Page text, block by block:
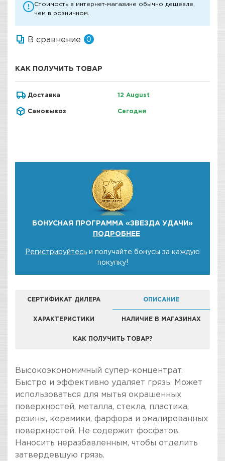
Стоимость в интернет-магазине обычно дешевле,
чем в розничном.
В сравнение 0
КАК ПОЛУЧИТЬ ТОВАР
Доставка 12 August
Самовывоз Сегодня
БОНУСНАЯ ПРОГРАММА «ЗВЕЗДА УДАЧИ»
ПОДРОБНЕЕ
Регистрируйтесь и получайте бонусы за каждую
покупку!
СЕРТИФИКАТ ДИЛЕРА ОПИСАНИЕ
ХАРАКТЕРИСТИКИ НАЛИЧИЕ В МАГАЗИНАХ
КАК ПОЛУЧИТЬ ТОВАР?
КОМПАНИЯ "ЗВЕЗДА УДАЧИ" ЯВЛЯЕТСЯ
ОФИЦИАЛЬНЫМ ДИЛЕРОМ БРЕНДА SONAX
Высокоэкономичный супер-концентрат.
Быстро и эффективно удаляет грязь. Может
использоваться для мытья окрашенных
поверхностей, металла, стекла, пластика,
резины, керамики, фарфора и эмалированных
поверхностей. Не содержит фосфатов.
Наносить неразбавленным, чтобы отделить
затвердевшую грязь.